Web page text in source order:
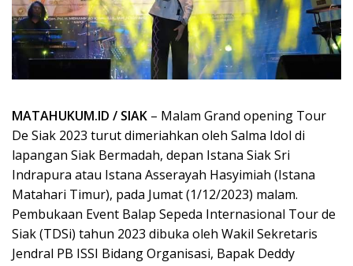
MATAHUKUM.ID / SIAK – Malam Grand opening Tour
De Siak 2023 turut dimeriahkan oleh Salma Idol di
lapangan Siak Bermadah, depan Istana Siak Sri
Indrapura atau Istana Asserayah Hasyimiah (Istana
Matahari Timur), pada Jumat (1/12/2023) malam.
Pembukaan Event Balap Sepeda Internasional Tour de
Siak (TDSi) tahun 2023 dibuka oleh Wakil Sekretaris
Jendral PB ISSI Bidang Organisasi, Bapak Deddy